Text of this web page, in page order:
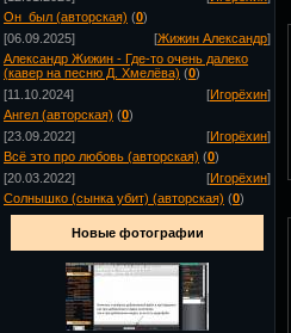
Он_был (авторская) (0)
[06.09.2025]
[Жижин Александр]
Александр Жижин - Где-то очень далеко
(кавер на песню Д. Хмелёва) (0)
[11.10.2024]
[Игорёхин]
Ангел (авторская) (0)
[23.09.2022]
[Игорёхин]
Всё это про любовь (авторская) (0)
[20.03.2022]
[Игорёхин]
Солнышко (сынка убит) (авторская) (0)
Новые фотографии